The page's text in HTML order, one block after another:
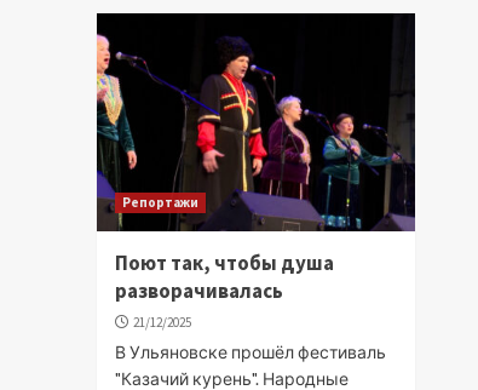
Репортажи
Поют так, чтобы душа
разворачивалась
21/12/2025
В Ульяновске прошёл фестиваль
"Казачий курень". Народные